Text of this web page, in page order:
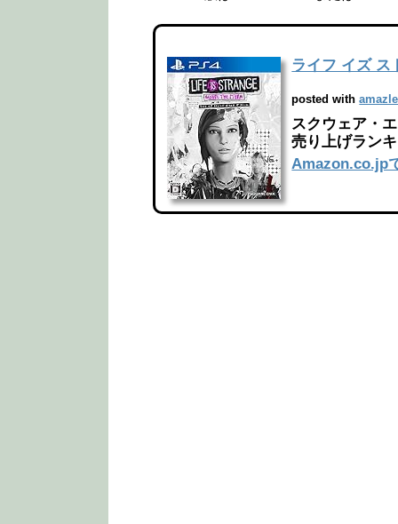
ライフ イズ ス
posted with
スクウェア・
売り上げラン
Amazon.co.jp